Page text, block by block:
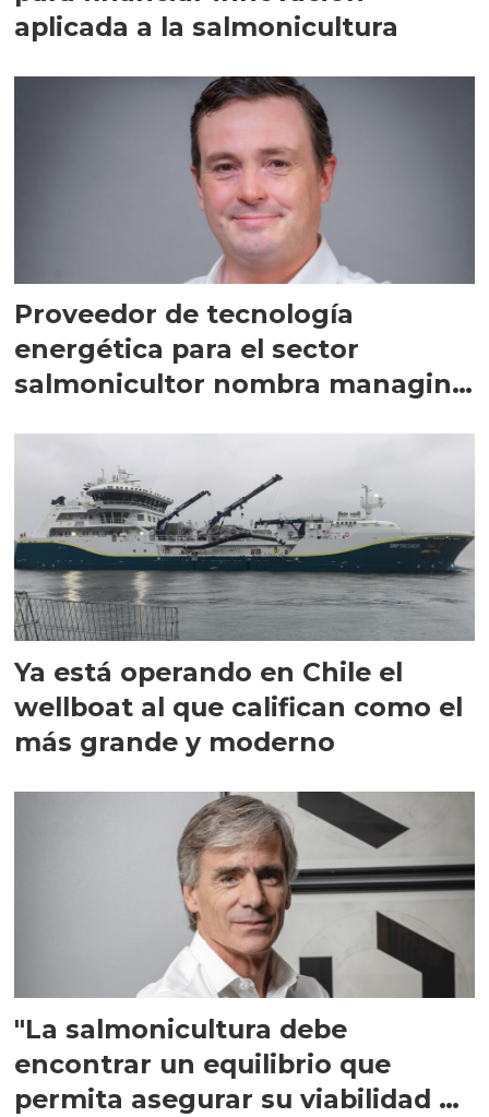
aplicada a la salmonicultura
Proveedor de tecnología
energética para el sector
salmonicultor nombra managing
Ya está operando en Chile el
wellboat al que califican como el
más grande y moderno
"La salmonicultura debe
encontrar un equilibrio que
permita asegurar su viabilidad de